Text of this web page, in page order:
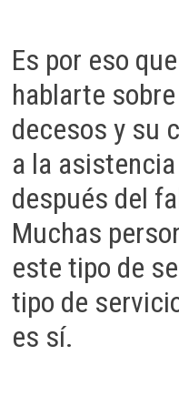
Es por eso
hablarte
decesos y su
a la
después del
Muchas
este tipo de
tipo de
es sí.